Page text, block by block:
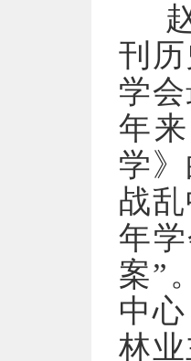
刊
学
年
学
战
年
案”
中
林